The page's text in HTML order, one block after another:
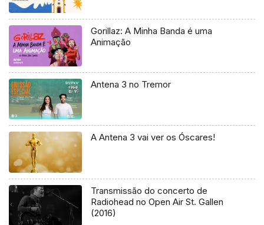
Gorillaz: A Minha Banda é uma
Animação
Antena 3 no Tremor
A Antena 3 vai ver os Óscares!
Transmissão do concerto de
Radiohead no Open Air St. Gallen
(2016)